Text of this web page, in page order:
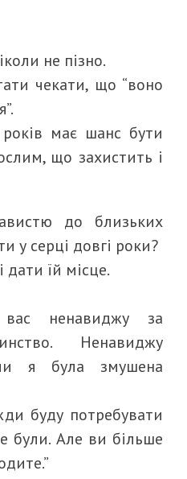
не пізно.
чекати, що “воно
має шанс бути
що захистить і
до близьких
у серці довгі роки?
дати їй місце.
ненавиджу за
Ненавиджу
я була змушена
буду потребувати
були. Але ви більше